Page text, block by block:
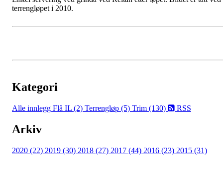
terrengløpet i 2010.
Kategori
Alle innlegg Flå IL (2) Terrengløp (5) Trim (130) RSS
Arkiv
2020 (22) 2019 (30) 2018 (27) 2017 (44) 2016 (23) 2015 (31)